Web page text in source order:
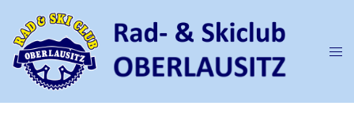
Inhalt
springen